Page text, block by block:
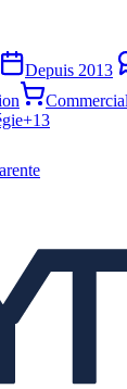
Depuis 2013
+13